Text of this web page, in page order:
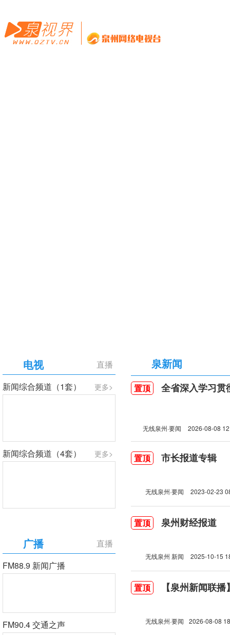
直播
电视
更多>
新闻综合频道（1套）
更多>
新闻综合频道（4套）
直播
广播
FM88.9 新闻广播
FM90.4 交通之声
泉新闻
置顶 全省深入学习贯彻习
无线泉州·要闻 2026-08-08
置顶 市长报道专辑
无线泉州·要闻 2023-02-23
置顶 泉州财经报道
无线泉州 新闻 2025-10-15
置顶 【泉州新闻联
无线泉州·要闻 2026-08-08